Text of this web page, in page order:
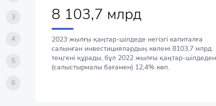
3
4
5
6
8 103,7 млрд
2023 жылғы қаңтар-шілдеде негізгі капиталға
салынған инвестициялардың көлемі 8103,7 млрд.
теңгені құрады, бұл 2022 жылғы қаңтар-шілдеден
(салыстырмалы бағамен) 12,4% көп.